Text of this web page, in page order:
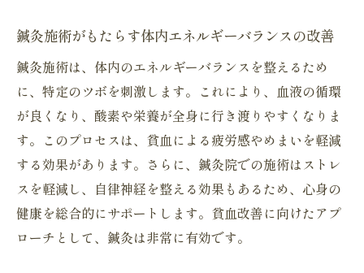
貧血改善に成功した実例紹介
鍼灸で貧血を改善するための実践的ガイド
初めての鍼灸施術への準備と心得
施術後のフォローアップの重要性
貧血改善をサポートする食事と栄養
鍼灸による疲労回復とスタミナ向上
実践的な鍼灸施術の活用法
継続的な鍼灸による体質改善
鍼灸施術がもたらす体内エネルギーバランスの改善
鍼灸施術は、体内のエネルギーバランスを整えるため
に、特定のツボを刺激します。これにより、血液の循環
が良くなり、酸素や栄養が全身に行き渡りやすくなりま
す。このプロセスは、貧血による疲労感やめまいを軽減
する効果があります。さらに、鍼灸院での施術はストレ
スを軽減し、自律神経を整える効果もあるため、心身の
健康を総合的にサポートします。貧血改善に向けたアプ
ローチとして、鍼灸は非常に有効です。